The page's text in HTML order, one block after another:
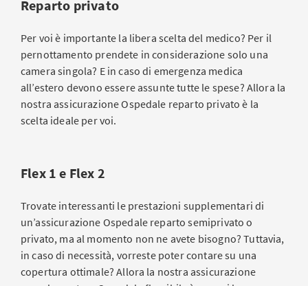
Reparto privato
Per voi è importante la libera scelta del medico? Per il
pernottamento prendete in considerazione solo una
camera singola? E in caso di emergenza medica
all’estero devono essere assunte tutte le spese? Allora la
nostra assicurazione Ospedale reparto privato è la
scelta ideale per voi.
Flex 1 e Flex 2
Trovate interessanti le prestazioni supplementari di
un’assicurazione Ospedale reparto semiprivato o
privato, ma al momento non ne avete bisogno? Tuttavia,
in caso di necessità, vorreste poter contare su una
copertura ottimale? Allora la nostra assicurazione